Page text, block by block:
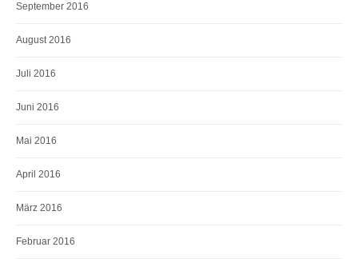
September 2016
August 2016
Juli 2016
Juni 2016
Mai 2016
April 2016
März 2016
Februar 2016